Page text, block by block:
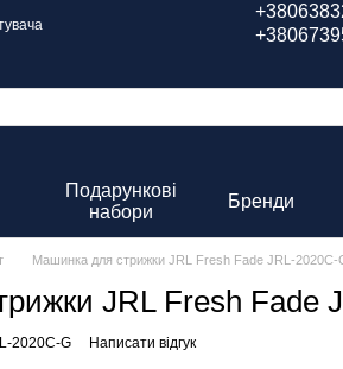
Подарункові
набори
Бренди
Машинка для стрижки JRL Fresh Fade JRL-2020C-
JRL Fresh Fade
2020C-G Написати відгук